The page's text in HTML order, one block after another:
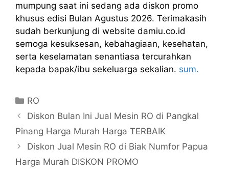
mumpung saat ini sedang ada diskon promo
khusus edisi Bulan Agustus 2026. Terimakasih
sudah berkunjung di website damiu.co.id
semoga kesuksesan, kebahagiaan, kesehatan,
serta keselamatan senantiasa tercurahkan
kepada bapak/ibu sekeluarga sekalian. sum.
Kategori
RO
Diskon Bulan Ini Jual Mesin RO di Pangkal
Pinang Harga Murah Harga TERBAIK
Diskon Jual Mesin RO di Biak Numfor Papua
Harga Murah DISKON PROMO